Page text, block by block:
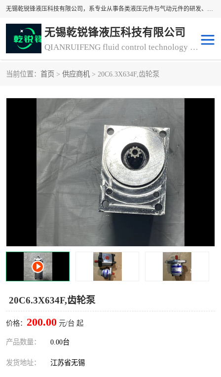
无锡乾锐锋液压科技有限公司，系专业从事各类液压元件与气动元件的研发、生产和销售业务为一体的生产型齿轮泵厂家、液压齿轮泵厂家。主要生产销售风冷式冷却器、液压油风冷却器，冷却器厂家直销、齿轮泵型号、齿轮泵厂家排名详情可来电咨询！
无锡乾锐锋液压科技有限公司
QIANRUIFENG fluid control technology co. LTD
当前位置： 首页 > 供应商机 > 20C6.3X634F,齿轮泵
20C6.3X634F,齿轮泵
价格： 200.00 元/台 起
产品数量： 0.00台
发货地址： 江苏省无锡
冷却器厂家直销
离合器、制动器 气动元器件
齿轮泵厂家